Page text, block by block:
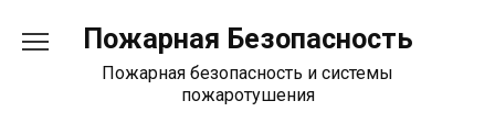
содержанию
Пожарная Безопасность
Пожарная безопасность и системы
пожаротушения